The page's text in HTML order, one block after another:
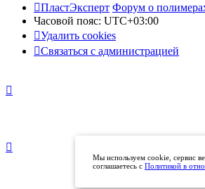
ПластЭксперт Форум о
Часовой пояс: UTC+03:00
Удалить cookies
Связаться с администрацией
Мы используем cookie, сервис
соглашаетесь с Политикой в